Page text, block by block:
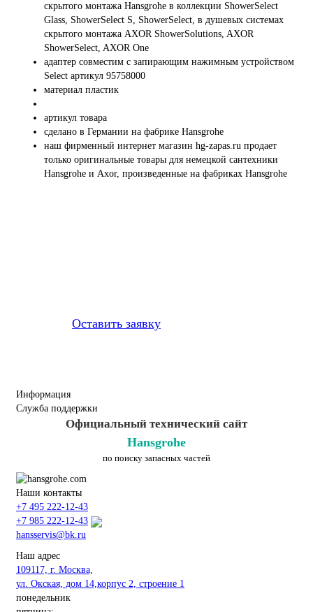
скрытого монтажа Hansgrohe в коллекции ShowerSelect
Glass, ShowerSelect S, ShowerSelect, в душевых системах
скрытого монтажа AXOR ShowerSolutions, AXOR
ShowerSelect, AXOR One
адаптер совместим с запирающим нажимным устройством
Select артикул 95758000
материал пластик
артикул товара
сделано в Германии на фабрике Hansgrohe
наш фирменный интернет магазин hg-zapas.ru продает
только оригинальные товары для немецкой сантехники
Hansgrohe и Axor, произведенные на фабриках Hansgrohe
Оставить заявку
Информация
Служба поддержки
Официальный технический сайт
Hansgrohe
по поиску запасных частей
Наши контакты
+7 495 222-12-43
+7 985 222-12-43
hansservis@bk.ru
Наш адрес
109117, г. Москва,
ул. Окская, дом 14,корпус 2, строение 1
понедельник